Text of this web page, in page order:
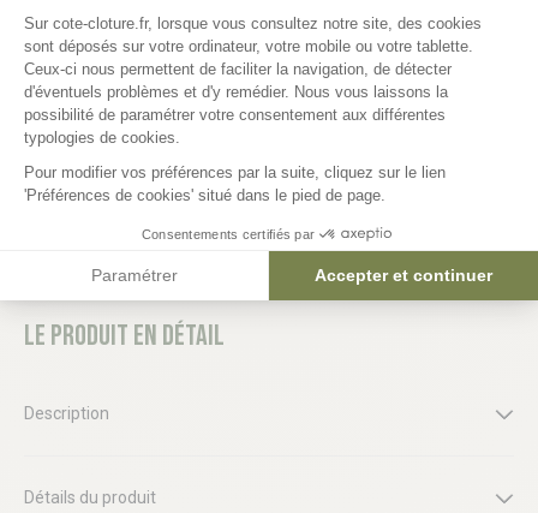
Kit occultation composite M50 -
REVERSO
93,45 €
Réglette Upkos pour
- L 0m47
2,00 €
Le produit en détail
Description
Détails du produit
Plateforme de Gestion du
Sur cote-cloture.fr, lorsque vous consultez notre site, des cookies
sont déposés sur votre ordinateur, votre mobile ou votre tablette.
Ceux-ci nous permettent de faciliter la navigation, de détecter
d'éventuels problèmes et d'y remédier. Nous vous laissons la
possibilité de paramétrer votre consentement aux différentes
typologies de cookies.
Pour modifier vos préférences par la suite, cliquez sur le lien
'Préférences de cookies' situé dans le pied de page.
Consentements certifiés par
Paramétrer Accepter et continuer
Axeptio consent